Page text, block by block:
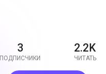
3
ПОДПИСЧИКИ
2.2K
ЧИТАТЬ